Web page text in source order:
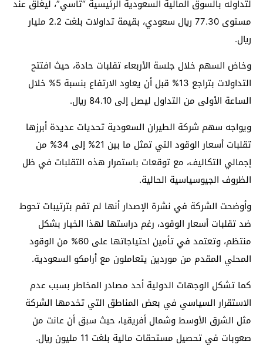
لتداوله بالسوق المالية السعودية الرئيسية “تاسي”، ليغلق عند
مستوى 77.30 ريال سعودي، بقيمة تداولات بلغت 2.2 مليار
ريال.
وخاض السهم خلال جلسة الأربعاء تقلبات حادة، حيث افتتح
التداولات بتراجع 13% قبل أن يعاود الارتفاع بنسبة 5% خلال
الساعة الأولى من التداول ليصل إلى 84.10 ريال.
ويواجه سهم شركة الطيران السعودية تحديات عديدة أبرزها
تقلبات أسعار الوقود التي تمثل ما بين 21% إلى 34% من
إجمالي التكاليف، مع توقعات باستمرار هذه التقلبات في ظل
الظروف الجيوسياسية الحالية.
وأوضحت الشركة في نشرة الإصدار أنها لم تقم بترتيبات تحوط
ضد تقلبات أسعار الوقود، رغم دراستها لهذا الخيار بشكل
منتظم، وتعتمد في تأمين احتياجاتها على 60% من الوقود
المحلي المقدم من موردين يتعاملون مع أرامكو السعودية.
كما تشكل الوجهات الدولية أحد مصادر المخاطر بسبب عدم
الاستقرار السياسي في بعض المناطق التي تخدمها الشركة
مثل الشرق الأوسط وشمال أفريقيا، حيث سبق أن عانت من
صعوبات في تحصيل مستحقات مالية بلغت 11 مليون ريال.